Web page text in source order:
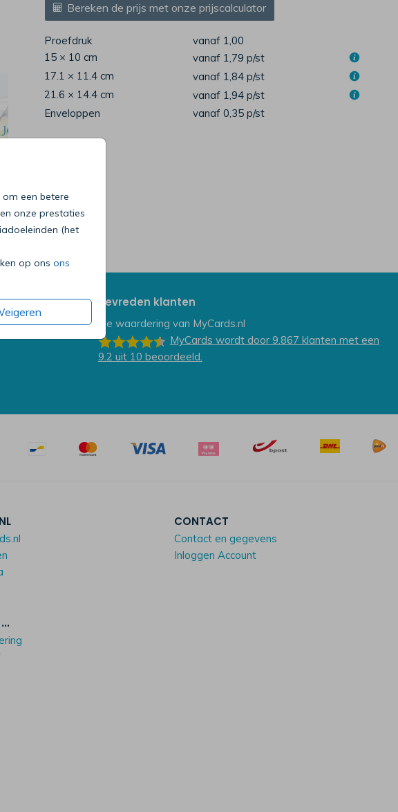
een betere
onze prestaties
(het
op ons ons
Bereken de prijs met onze prijscalculator
Proefdruk
vanaf 1,00
15 × 10 cm
vanaf 1,79 p/st
17.1 × 11.4 cm
vanaf 1,84 p/st
21.6 × 14.4 cm
vanaf 1,94 p/st
Enveloppen
vanaf 0,35 p/st
Tevreden klanten
De waardering van MyCards.nl
MyCards wordt door 9.867 klanten met een
9.2 uit 10 beoordeeld.
CONTACT
Contact en gegevens
Inloggen Account